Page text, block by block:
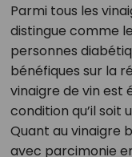
Parmi tous les
distingue comme
personnes
bénéfiques sur la
vinaigre de vin est
condition qu’il soit
Quant au vinaigre
avec parcimonie